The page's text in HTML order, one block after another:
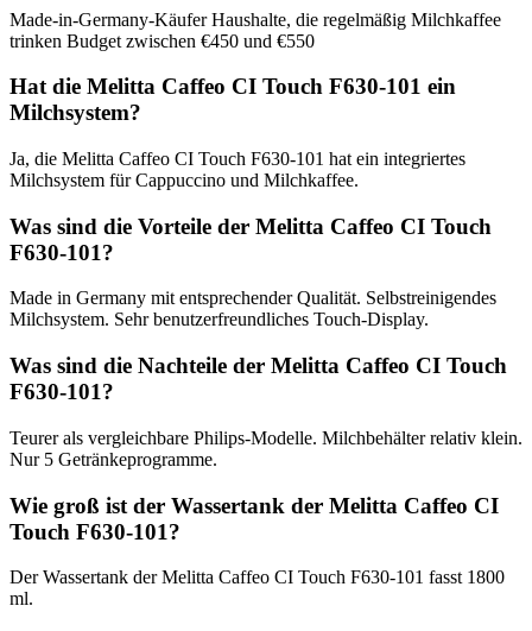
Made-in-Germany-Käufer Haushalte, die regelmäßig Milchkaffee
trinken Budget zwischen €450 und €550
Hat die Melitta Caffeo CI Touch F630-101 ein
Milchsystem?
Ja, die Melitta Caffeo CI Touch F630-101 hat ein integriertes
Milchsystem für Cappuccino und Milchkaffee.
Was sind die Vorteile der Melitta Caffeo CI Touch
F630-101?
Made in Germany mit entsprechender Qualität. Selbstreinigendes
Milchsystem. Sehr benutzerfreundliches Touch-Display.
Was sind die Nachteile der Melitta Caffeo CI Touch
F630-101?
Teurer als vergleichbare Philips-Modelle. Milchbehälter relativ klein.
Nur 5 Getränkeprogramme.
Wie groß ist der Wassertank der Melitta Caffeo CI
Touch F630-101?
Der Wassertank der Melitta Caffeo CI Touch F630-101 fasst 1800
ml.